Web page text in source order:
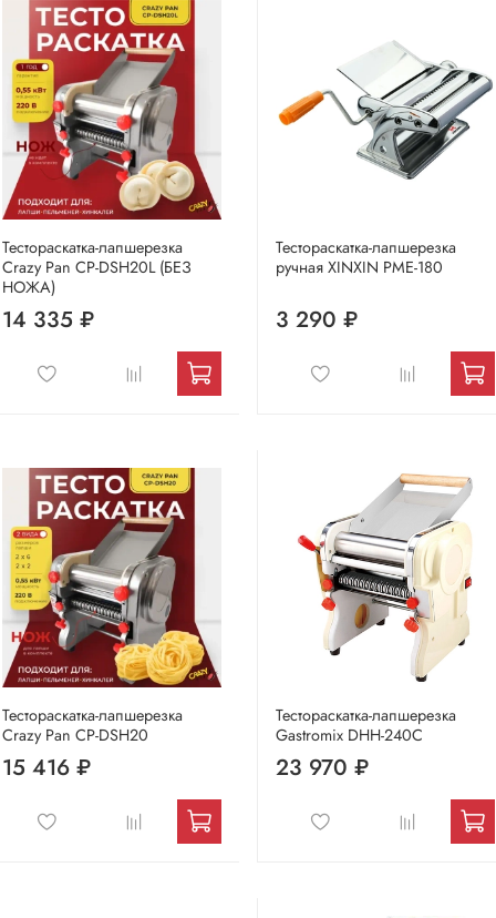
Тестораскатка-лапшерезка
Crazy Pan CP-DSH20L (БЕЗ
НОЖА)
14 335 ₽
Тестораскатка-лапшерезка
ручная XINXIN PME-180
3 290 ₽
Тестораскатка-лапшерезка
Crazy Pan CP-DSH20
15 416 ₽
Тестораскатка-лапшерезка
Gastromix DHH-240C
23 970 ₽